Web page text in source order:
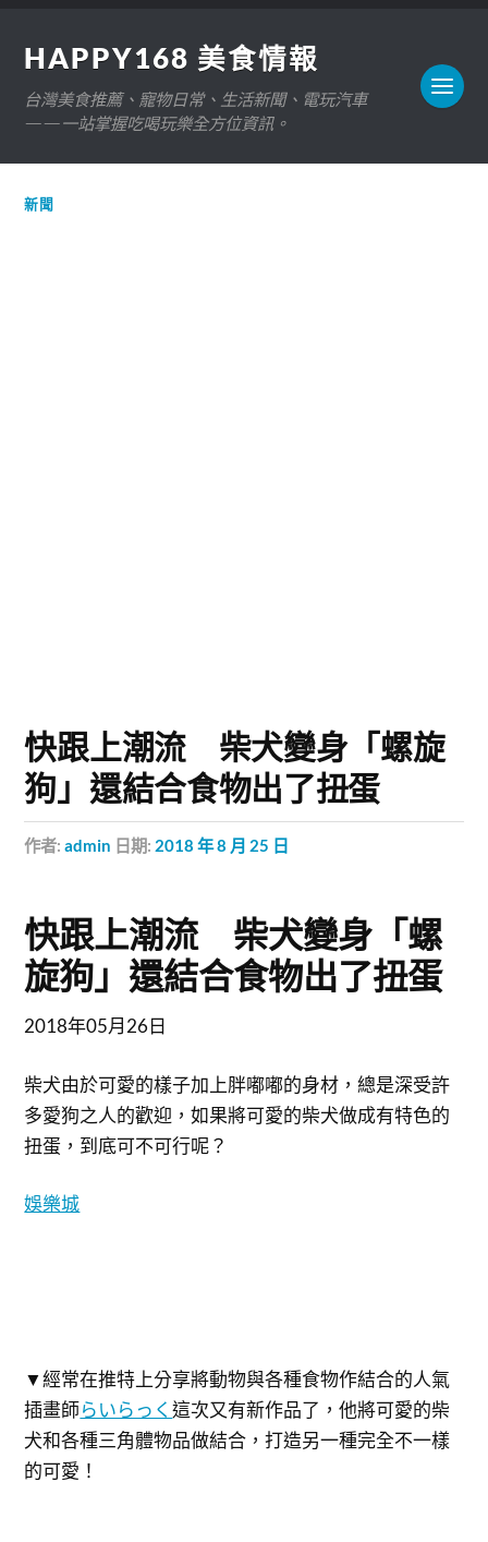
HAPPY168 美食情報
台灣美食推薦、寵物日常、生活新聞、電玩汽車
——一站掌握吃喝玩樂全方位資訊。
新聞
快跟上潮流 柴犬變身「螺旋
狗」還結合食物出了扭蛋
作者:admin 日期: 2018 年 8 月 25 日
快跟上潮流 柴犬變身「螺
旋狗」還結合食物出了扭蛋
2018年05月26日
柴犬由於可愛的樣子加上胖嘟嘟的身材，總是深受許
多愛狗之人的歡迎，如果將可愛的柴犬做成有特色的
扭蛋，到底可不可行呢？
娛樂城
▼經常在推特上分享將動物與各種食物作結合的人氣
插畫師
らいらっく‏這次又有新作品了，他將可愛的柴
犬和各種三角體物品做結合，打造另一種完全不一樣
的可愛！